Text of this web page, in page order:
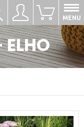
Přihlásit se
0
MENU
Hledat